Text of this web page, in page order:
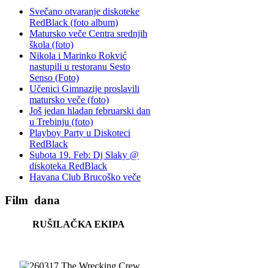
Svečano otvaranje diskoteke
RedBlack (foto album)
Matursko veče Centra srednjih
škola (foto)
Nikola i Marinko Rokvić
nastupili u restoranu Sesto
Senso (Foto)
Učenici Gimnazije proslavili
matursko veče (foto)
Još jedan hladan februarski dan
u Trebinju (foto)
Playboy Party u Diskoteci
RedBlack
Subota 19. Feb: Dj Slaky @
diskoteka RedBlack
Havana Club Brucoško veče
Film dana
RUŠILAČKA EKIPA